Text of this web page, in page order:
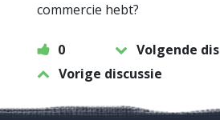
commercie hebt?
0
Volgende
Vorige discussie